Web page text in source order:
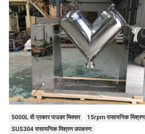
5000L वी प्रकार पाउडर मिक्सर
15rpm रासायनिक
SUS304 रासायनिक मिश्रण उपकरण: